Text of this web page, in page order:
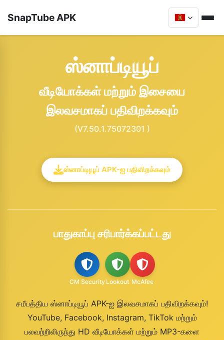
SnapTube APK
ஸ்னாப்டியூப்
வீடியோக்கள் மற்றும் இசையை
இலவசமாகப் பதிவிறக்கவும்
(V7.50.1.75072301 )
ஸ்னாப்டியூப் APK-ஐ பதிவிறக்கவும்
பாதுகாப்பு சரிபார்க்கப்பட்டது
CM Security Lookout McAfee
சமீபத்திய ஸ்னாப்டியூப் APK-ஐ இலவசமாகப் பதிவிறக்கவும்!
YouTube, Facebook, Instagram, TikTok மற்றும்
பலவற்றிலிருந்து HD வீடியோக்கள் மற்றும் MP3-களை